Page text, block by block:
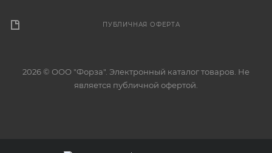
ПУБЛИЧНАЯ ОФЕРТА
2026 © ООО "Форза". Электронный каталог товаров. Не
является публичной офертой.